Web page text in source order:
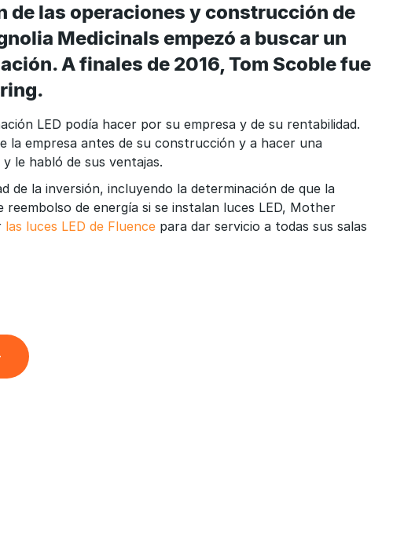
de las operaciones y construcción de
Medicinals empezó a buscar un
A finales de 2016, Tom Scoble fue
LED podía hacer por su empresa y de su rentabilidad.
la empresa antes de su construcción y a hacer una
y le habló de sus ventajas.
de la inversión, incluyendo la determinación de que la
de energía si se instalan luces LED, Mother
las luces LED de Fluence para dar servicio a todas sus salas